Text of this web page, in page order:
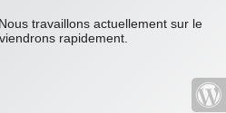
travaillons actuellement sur le
rapidement.